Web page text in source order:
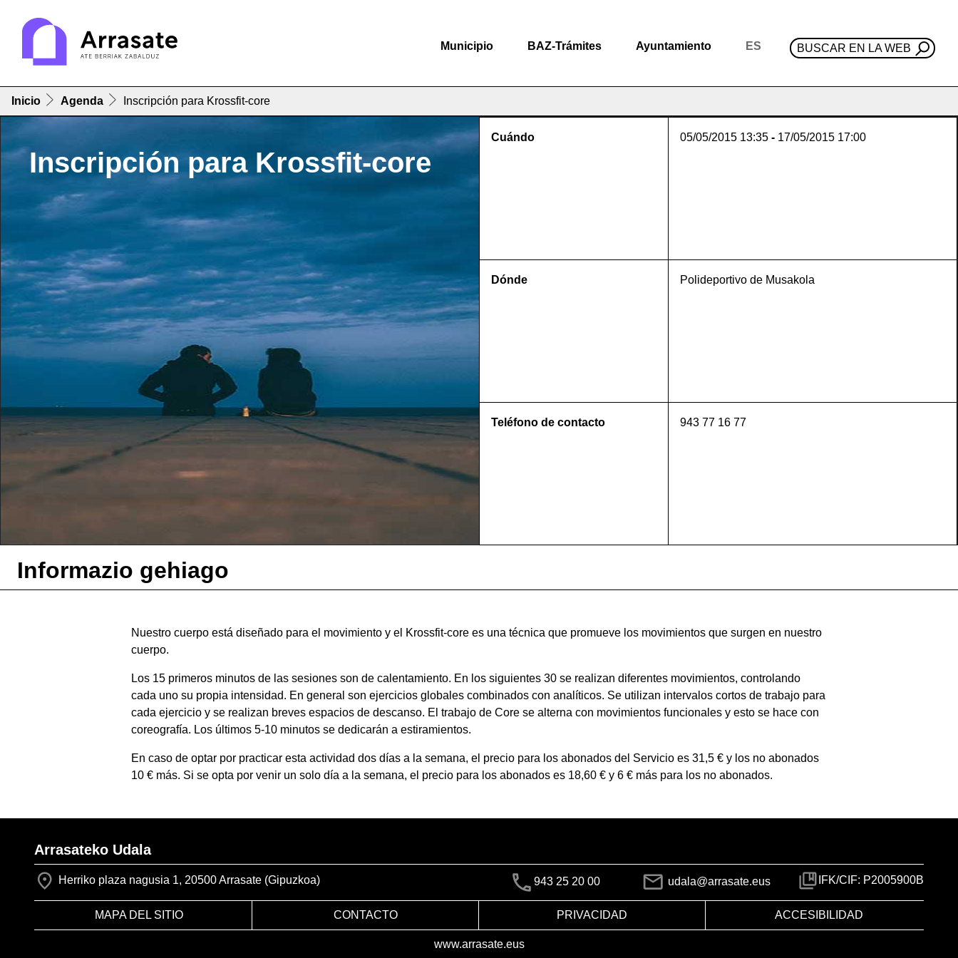
Municipio BAZ-Trámites Ayuntamiento ES BUSCAR EN LA WEB
Inicio Agenda Inscripción para Krossfit-core
Inscripción para Krossfit-core
Cuándo 05/05/2015 13:35 - 17/05/2015 17:00
Dónde Polideportivo de Musakola
Teléfono de contacto 943 77 16 77
Informazio gehiago
Nuestro cuerpo está diseñado para el movimiento y el Krossfit-core es una técnica que promueve los movimientos que surgen en nuestro
cuerpo.
Los 15 primeros minutos de las sesiones son de calentamiento. En los siguientes 30 se realizan diferentes movimientos, controlando
cada uno su propia intensidad. En general son ejercicios globales combinados con analíticos. Se utilizan intervalos cortos de trabajo para
cada ejercicio y se realizan breves espacios de descanso. El trabajo de Core se alterna con movimientos funcionales y esto se hace con
coreografía. Los últimos 5-10 minutos se dedicarán a estiramientos.
En caso de optar por practicar esta actividad dos días a la semana, el precio para los abonados del Servicio es 31,5 € y los no abonados
10 € más. Si se opta por venir un solo día a la semana, el precio para los abonados es 18,60 € y 6 € más para los no abonados.
Arrasateko Udala
Herriko plaza nagusia 1, 20500 Arrasate (Gipuzkoa) 943 25 20 00 udala@arrasate.eus IFK/CIF: P2005900B
MAPA DEL SITIO CONTACTO PRIVACIDAD ACCESIBILIDAD
www.arrasate.eus